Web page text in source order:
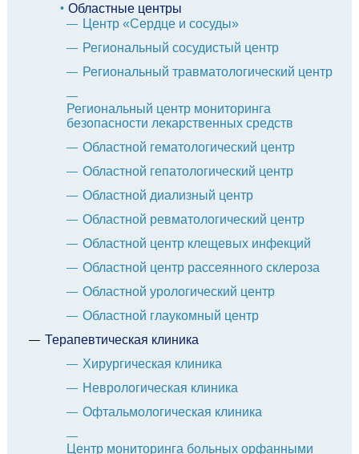
Областные центры
Центр «Сердце и сосуды»
Региональный сосудистый центр
Региональный травматологический центр
Региональный центр мониторинга
безопасности лекарственных средств
Областной гематологический центр
Областной гепатологический центр
Областной диализный центр
Областной ревматологический центр
Областной центр клещевых инфекций
Областной центр рассеянного склероза
Областной урологический центр
Областной глаукомный центр
Терапевтическая клиника
Хирургическая клиника
Неврологическая клиника
Офтальмологическая клиника
Центр мониторинга больных орфанными